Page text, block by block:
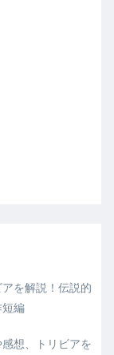
を解説！伝説的
短編
想、トリビアを